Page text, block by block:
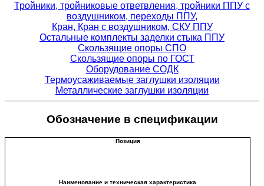
Тройники, тройниковые ответвления, тройники ППУ с
воздушником, переходы ППУ,
Кран, Кран с воздушником, СКУ ППУ
Остальные комплекты заделки стыка ППУ
Скользящие опоры СПО
Скользящие опоры по ГОСТ
Оборудование СОДК
Термоусаживаемые заглушки изоляции
Металлические заглушки изоляции
Обозначение в спецификации
Позиция
Наименование и техническая характеристика